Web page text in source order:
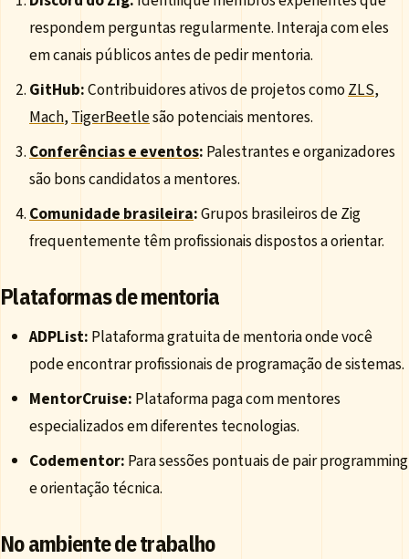
respondem perguntas regularmente. Interaja com eles
em canais públicos antes de pedir mentoria.
GitHub:Contribuidores ativos de projetos comoZLS,
Mach,TigerBeetlesão potenciais mentores.
Conferências e eventos: Palestrantes e organizadores
são bons candidatos a mentores.
Comunidade brasileira:Grupos brasileiros de Zig
frequentemente têm profissionais dispostos a orientar.
Plataformas de mentoria
ADPList: Plataforma gratuita de mentoria onde você
pode encontrar profissionais de programação de sistemas.
MentorCruise: Plataforma paga com mentores
especializados em diferentes tecnologias.
Codementor: Para sessões pontuais de pair programming
e orientação técnica.
No ambiente de trabalho